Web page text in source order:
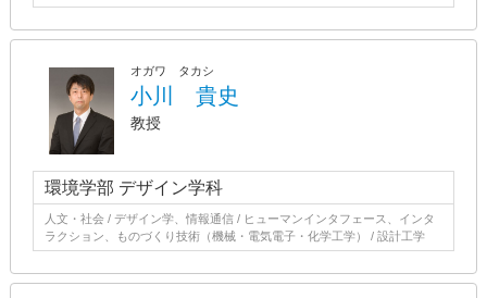
オガワ タカシ
小川 貴史
教授
環境学部 デザイン学科
人文・社会 / デザイン学、情報通信 / ヒューマンインタフェース、インタ
ラクション、ものづくり技術（機械・電気電子・化学工学） / 設計工学